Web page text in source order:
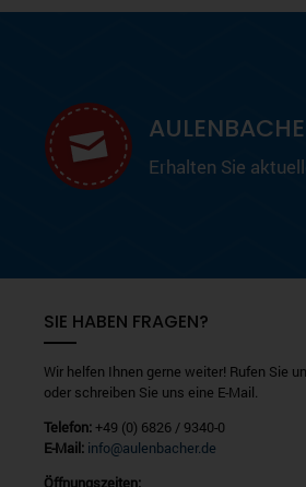
Erhalten Sie
SIE HABEN FRAGEN?
Wir helfen Ihnen gerne weiter! Rufen Sie
oder schreiben Sie uns eine E-Mail.
Telefon:+49 (0) 6826 / 9340-0
E-Mail: info@aulenbacher.de
Öffnungszeiten: